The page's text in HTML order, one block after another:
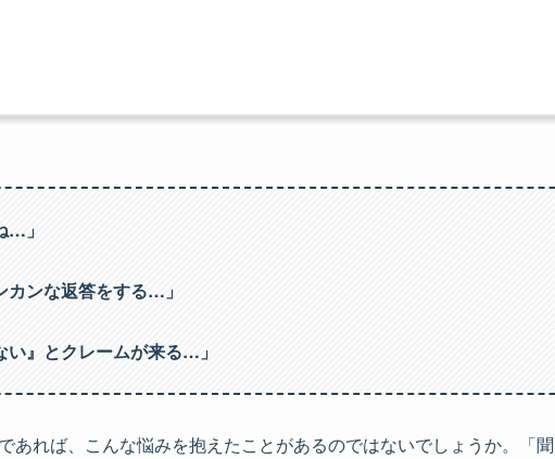
…」
カンな返答をする…」
い』とクレームが来る…」
あれば、こんな悩みを抱えたことがあるのではないでしょうか。「